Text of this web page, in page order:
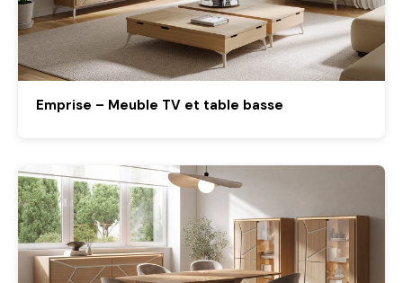
Emprise – Meuble TV et table basse